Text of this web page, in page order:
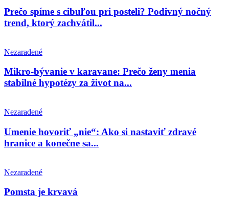
Prečo spíme s cibuľou pri posteli? Podivný nočný
trend, ktorý zachvátil...
Nezaradené
Mikro-bývanie v karavane: Prečo ženy menia
stabilné hypotézy za život na...
Nezaradené
Umenie hovoriť „nie“: Ako si nastaviť zdravé
hranice a konečne sa...
Nezaradené
Pomsta je krvavá